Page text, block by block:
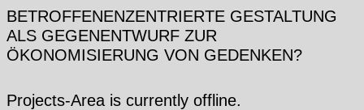
BETROFFENENZENTRIERTE GESTALTUNG
ALS GEGENENTWURF ZUR
ÖKONOMISIERUNG VON GEDENKEN?
Projects-Area is currently offline.